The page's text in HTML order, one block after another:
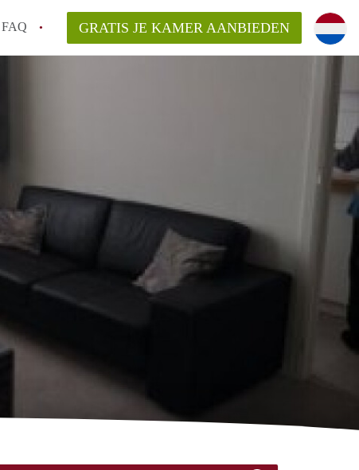
FAQ
kamer vind?
in Rotterdam?
ik het beste wonen als student?
GRATIS JE KAMER AANBIEDEN